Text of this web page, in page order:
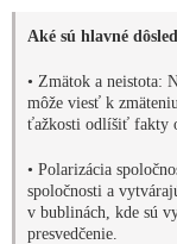
Aké sú hlavné
• Zmätok a neistota:
môže viesť k
ťažkosti odlíšiť fakty
• Polarizácia
spoločnosti a
v bublinách, kde sú
presvedčenie.